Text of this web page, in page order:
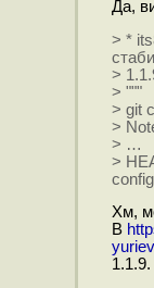
Да,
> *
>
> """
> git
>
> …
>
Хм,
В
1.1.9.